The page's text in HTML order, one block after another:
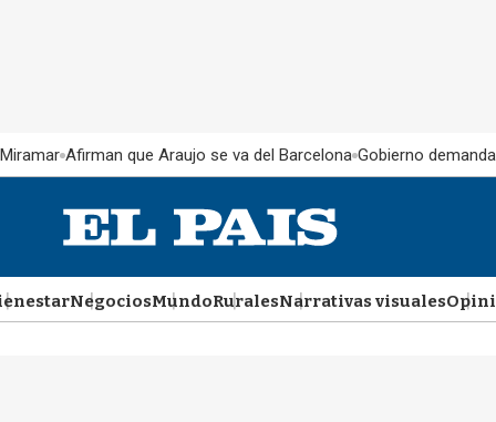
Afirman que Araujo se va del Barcelona Gobierno
NegociosMundoRuralesNarrativas visuales